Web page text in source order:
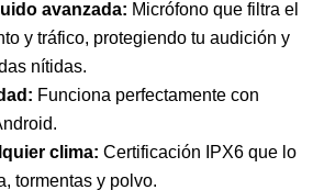
avanzada: Micrófono que filtra el
y tráfico, protegiendo tu audición y
nítidas.
Funciona perfectamente con
clima: Certificación IPX6 que lo
tormentas y polvo.